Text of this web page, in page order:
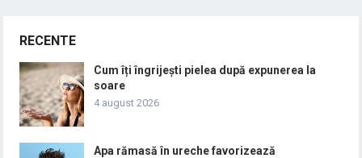
RECENTE
Cum îți îngrijești pielea după expunerea la
soare
4 august 2026
Apa rămasă în ureche favorizează